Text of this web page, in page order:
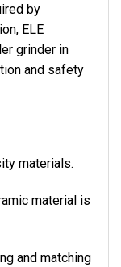
by
ELE
grinder in
and safety
materials.
material is
and matching